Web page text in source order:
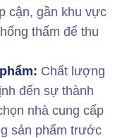
cận, gần khu vực
thấm để thu
Chất lượng
đến sự thành
nhà cung cấp
sản phẩm trước